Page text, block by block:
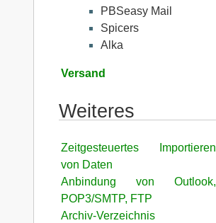
PBSeasy Mail
Spicers
Alka
Versand
Weiteres
Zeitgesteuertes Importieren
von Daten
Anbindung von Outlook,
POP3/SMTP, FTP
Archiv-Verzeichnis